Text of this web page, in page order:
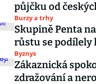
půjčku od
Burzy a trhy
Skupině Penta
růstu se podílely
Byznys
Zákaznická
zdražování a